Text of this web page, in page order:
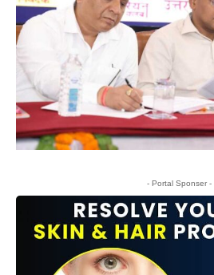
- Portal Sponser -